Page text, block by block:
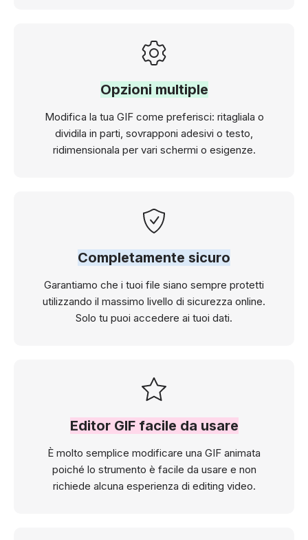
Opzioni multiple
Modifica la tua GIF come preferisci: ritagliala o
dividila in parti, sovrapponi adesivi o testo,
ridimensionala per vari schermi o esigenze.
Completamente sicuro
Garantiamo che i tuoi file siano sempre protetti
utilizzando il massimo livello di sicurezza online.
Solo tu puoi accedere ai tuoi dati.
Editor GIF facile da usare
È molto semplice modificare una GIF animata
poiché lo strumento è facile da usare e non
richiede alcuna esperienza di editing video.